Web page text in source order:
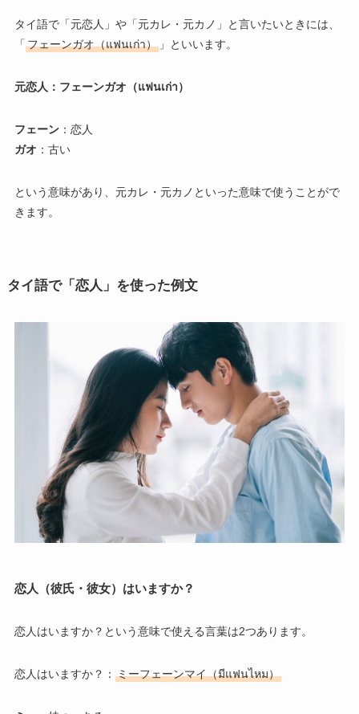
タイ語で「元恋人」や「元カレ・元カノ」と言いたいときには、
「 フェーンガオ（แฟนเก่า）」といいます。
元恋人：フェーンガオ（แฟนเก่า）
フェーン：恋人
ガオ ：古い
という意味があり、元カレ・元カノといった意味で使うことがで
きます。
タイ語で「恋人」を使った例文
恋人（彼氏・彼女）はいますか？
恋人はいますか？という意味で使える言葉は2つあります。
恋人はいますか？： ミーフェーンマイ（มีแฟนไหม）